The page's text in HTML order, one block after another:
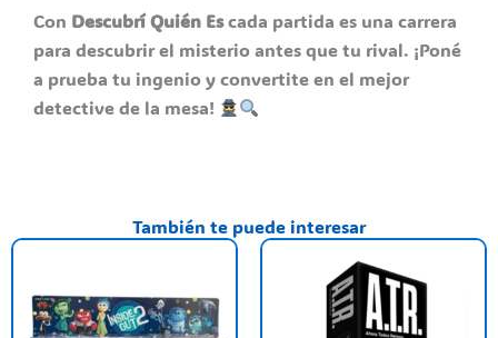
Con Descubrí Quién Escada partida es una carrera
para descubrir el misterio antes que tu rival. ¡Poné
a prueba tu ingenio y convertite en el mejor
detective de la mesa!
También te puede interesar
Este